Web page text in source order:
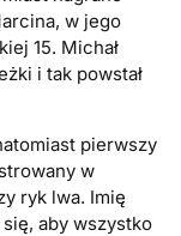
w jego
15. Michał
i tak powstał
pierwszy
w
ryk lwa. Imię
aby wszystko